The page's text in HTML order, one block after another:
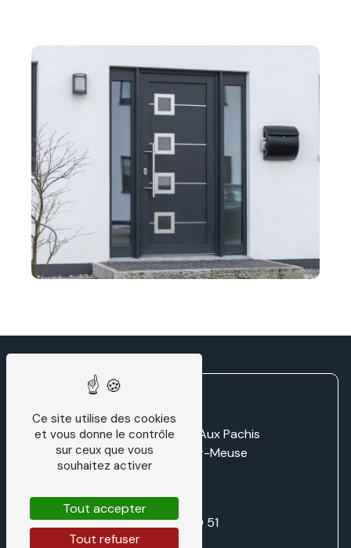
Zone d'activité LD Aux Pachis
55220 Villers-sur-Meuse
03 29 87 70 51
Ce site utilise des cookies
et vous donne le contrôle
sur ceux que vous
souhaitez activer
Tout accepter
Tout refuser